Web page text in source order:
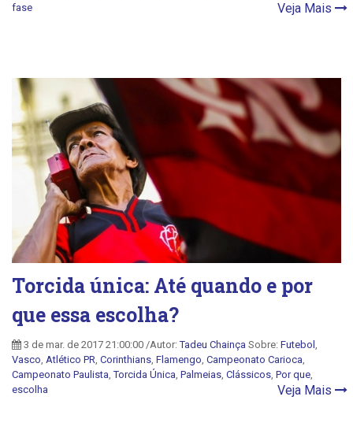
fase
Veja Mais
Torcida única: Até quando e por
que essa escolha?
3 de mar. de 2017 21:00:00 /Autor:Tadeu Chainça Sobre: Futebol ,
Vasco, Atlético PR, Corinthians, Flamengo, Campeonato Carioca,
Campeonato Paulista,Torcida Única, Palmeias, Clássicos, Por que,
escolha
Veja Mais